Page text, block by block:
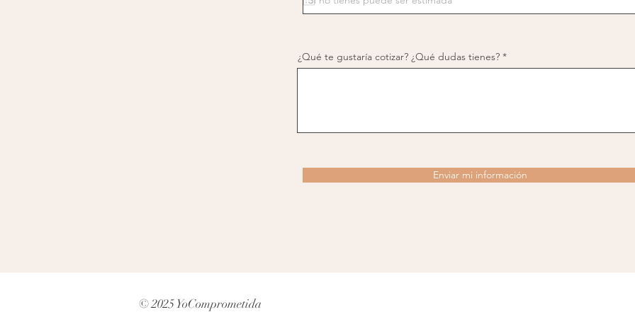
u
i
¿Qué te gustaría cotizar? ¿Qué dudas tienes?
Enviar mi información
© 2025 YoComprometida